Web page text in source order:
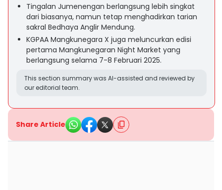
Tingalan Jumenengan berlangsung lebih singkat
dari biasanya, namun tetap menghadirkan tarian
sakral Bedhaya Anglir Mendung.
KGPAA Mangkunegara X juga meluncurkan edisi
pertama Mangkunegaran Night Market yang
berlangsung selama 7-8 Februari 2025.
This section summary was AI-assisted and reviewed by
our editorial team.
Share Article